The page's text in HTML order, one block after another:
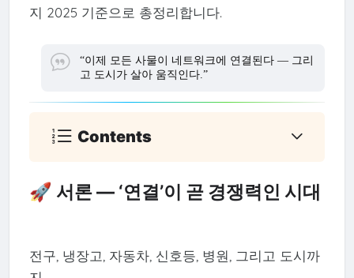
지 2025 기준으로 총정리합니다.
“이제 모든 사물이 네트워크에 연결된다 — 그리
고 도시가 살아 움직인다.”
Contents
🚀 서론 — ‘연결’이 곧 경쟁력인 시대
전구, 냉장고, 자동차, 신호등, 병원, 그리고 도시까